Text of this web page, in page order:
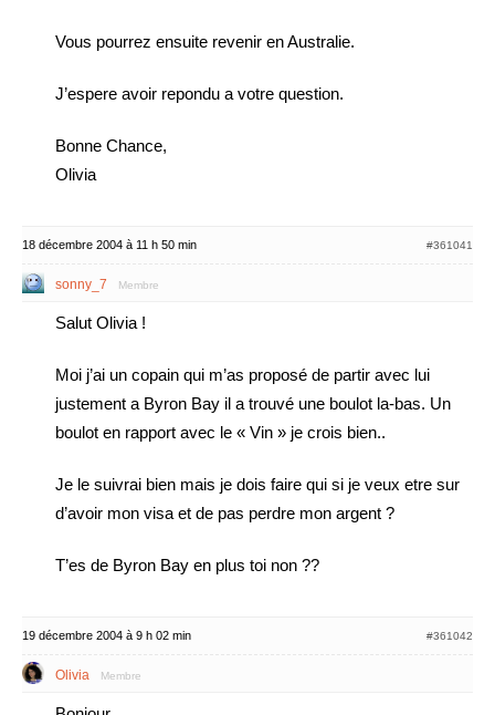
Vous pourrez ensuite revenir en Australie.
J’espere avoir repondu a votre question.
Bonne Chance,
Olivia
18 décembre 2004 à 11 h 50 min #361041
sonny_7 Membre
Salut Olivia !
Moi j’ai un copain qui m’as proposé de partir avec lui
justement a Byron Bay il a trouvé une boulot la-bas. Un
boulot en rapport avec le « Vin » je crois bien..
Je le suivrai bien mais je dois faire qui si je veux etre sur
d’avoir mon visa et de pas perdre mon argent ?
T’es de Byron Bay en plus toi non ??
19 décembre 2004 à 9 h 02 min #361042
Olivia Membre